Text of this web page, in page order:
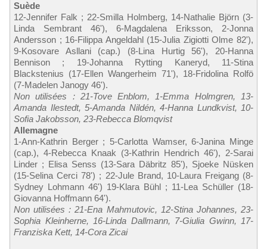
Suède
12-Jennifer Falk ; 22-Smilla Holmberg, 14-Nathalie Björn (3-
Linda Sembrant 46'), 6-Magdalena Eriksson, 2-Jonna
Andersson ; 16-Filippa Angeldahl (15-Julia Zigiotti Olme 82'),
9-Kosovare Asllani (cap.) (8-Lina Hurtig 56'), 20-Hanna
Bennison ; 19-Johanna Rytting Kaneryd, 11-Stina
Blackstenius (17-Ellen Wangerheim 71'), 18-Fridolina Rolfö
(7-Madelen Janogy 46').
Non utilisées : 21-Tove Enblom, 1-Emma Holmgren, 13-
Amanda Ilestedt, 5-Amanda Nildén, 4-Hanna Lundkvist, 10-
Sofia Jakobsson, 23-Rebecca Blomqvist
Allemagne
1-Ann-Kathrin Berger ; 5-Carlotta Wamser, 6-Janina Minge
(cap.), 4-Rebecca Knaak (3-Kathrin Hendrich 46'), 2-Sarai
Linder ; Elisa Senss (13-Sara Däbritz 85'), Sjoeke Nüsken
(15-Selina Cerci 78') ; 22-Jule Brand, 10-Laura Freigang (8-
Sydney Lohmann 46') 19-Klara Bühl ; 11-Lea Schüller (18-
Giovanna Hoffmann 64').
Non utilisées : 21-Ena Mahmutovic, 12-Stina Johannes, 23-
Sophia Kleinherne, 16-Linda Dallmann, 7-Giulia Gwinn, 17-
Franziska Kett, 14-Cora Zicai